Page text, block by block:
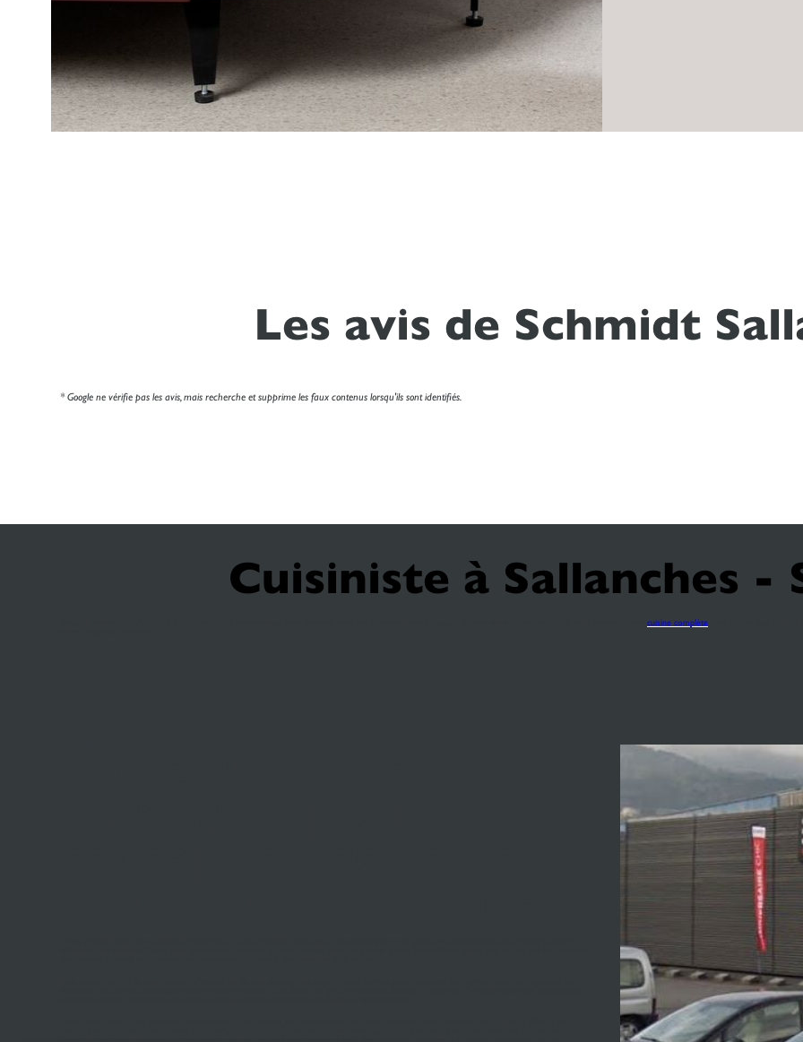
Les avis de Schmidt
* Google ne vérifie pas les avis, mais recherche et supprime les faux contenus lorsqu'ils sont identifiés.
Cuisiniste à Sallanches -
cuisine complète